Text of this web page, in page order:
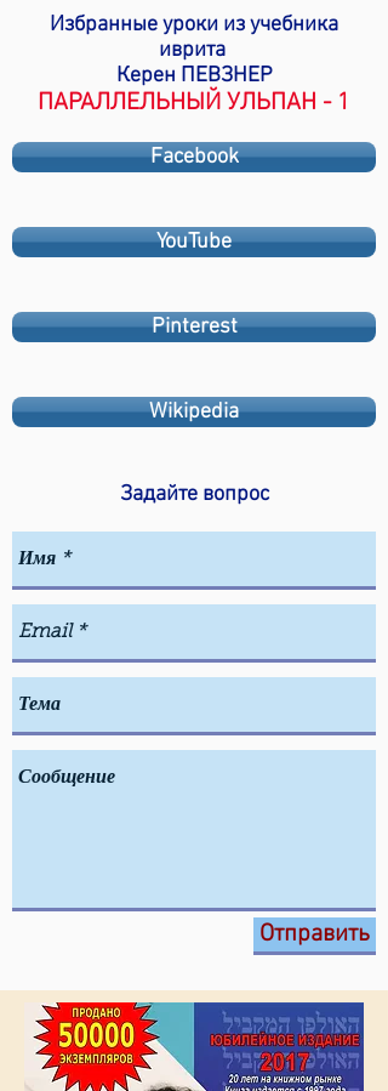
Избранные уроки из учебника
иврита
Керен ПЕВЗНЕР
ПАРАЛЛЕЛЬНЫЙ УЛЬПАН - 1
Facebook
YouTube
Pinterest
Wikipedia
Задайте вопрос
Отправить